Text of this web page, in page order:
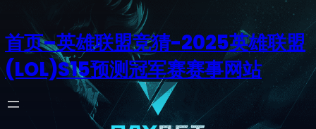
首页–英雄联盟竞猜-2025英雄联盟
(LOL)S15预测冠军赛赛事网站